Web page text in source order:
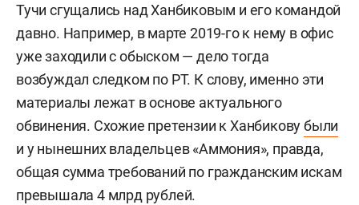
Тучи сгущались над Ханбиковым и его командой
давно. Например, в марте 2019-го к нему в офис
уже заходили с обыском — дело тогда
возбуждал следком по РТ. К слову, именно эти
материалы лежат в основе актуального
обвинения. Схожие претензии к Ханбиковубыли
и у нынешних владельцев «Аммония», правда,
общая сумма требований по гражданским искам
превышала 4 млрд рублей.